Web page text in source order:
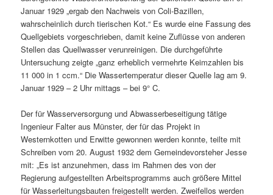
Januar 1929 „ergab den Nachweis von Coli-Bazillen,
wahrscheinlich durch tierischen Kot.“ Es wurde eine Fassung des
Quellgebiets vorgeschrieben, damit keine Zuflüsse von anderen
Stellen das Quellwasser verunreinigen. Die durchgeführte
Untersuchung zeigte „ganz erheblich vermehrte Keimzahlen bis
11 000 in 1 ccm.“ Die Wassertemperatur dieser Quelle lag am 9.
Januar 1929 – 2 Uhr mittags – bei 9° C.
Der für Wasserversorgung und Abwasserbeseitigung tätige
Ingenieur Falter aus Münster, der für das Projekt in
Westernkotten und Erwitte gewonnen werden konnte, teilte mit
Schreiben vom 20. August 1932 dem Gemeindevorsteher Jesse
mit: „Es ist anzunehmen, dass im Rahmen des von der
Regierung aufgestellten Arbeitsprogramms auch größere Mittel
für Wasserleitungsbauten freigestellt werden. Zweifellos werden